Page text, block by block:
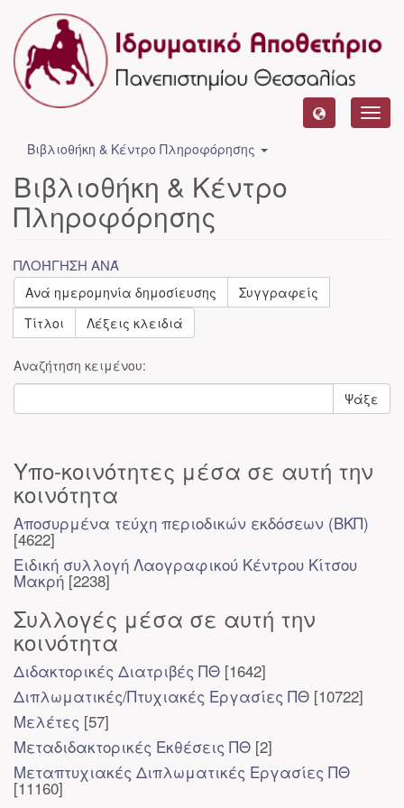
Βιβλιοθήκη & Κέντρο Πληροφόρησης
Βιβλιοθήκη & Κέντρο
Πληροφόρησης
ΠΛΟΉΓΗΣΗ ΑΝΆ
Ανά ημερομηνία δημοσίευσης
Συγγραφείς
Τίτλοι
Λέξεις κλειδιά
Αναζήτηση κειμένου:
Ψάξε
Υπο-κοινότητες μέσα σε αυτή την
κοινότητα
Αποσυρμένα τεύχη περιοδικών εκδόσεων (ΒΚΠ)
[4622]
Ειδική συλλογή Λαογραφικού Κέντρου Κίτσου
Μακρή [2238]
Συλλογές μέσα σε αυτή την
κοινότητα
Διδακτορικές Διατριβές ΠΘ [1642]
Διπλωματικές/Πτυχιακές Εργασίες ΠΘ [10722]
Μελέτες [57]
Μεταδιδακτορικές Εκθέσεις ΠΘ [2]
Μεταπτυχιακές Διπλωματικές Εργασίες ΠΘ
[11160]